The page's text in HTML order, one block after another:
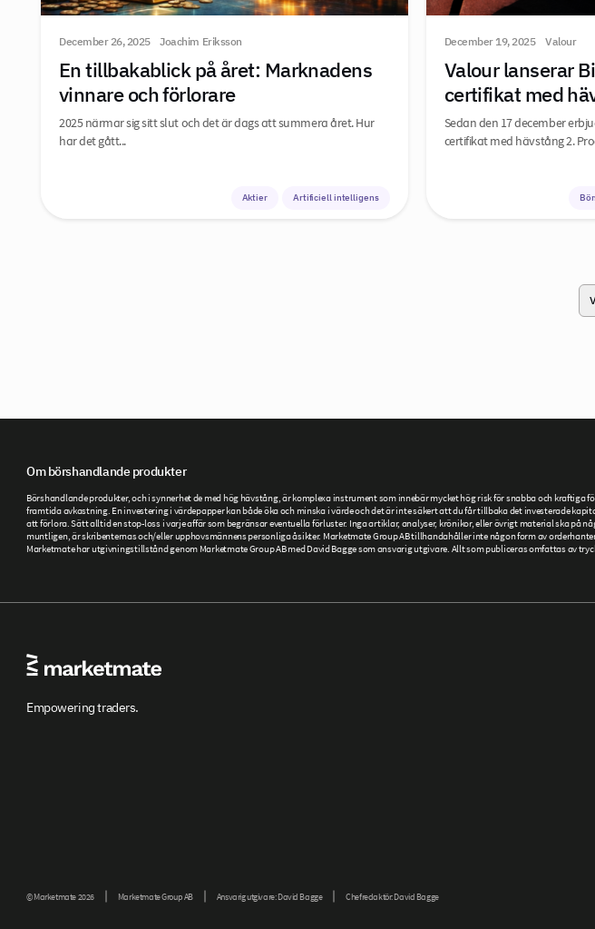
December 26, 2025 Joachim Eriksson
En tillbakablick på året: Marknadens
vinnare och förlorare
2025 närmar sig sitt slut och det är dags att summera året. Hur
har det gått...
Aktier Artificiell intelligens
December 19, 2025 Valour
Valour lanserar
certifikat med
Sedan den 17 december
certifikat med hävstång 2.
Om börshandlande produkter
Börshandlande produkter, och i synnerhet de med hög hävstång, är komplexa instrument som innebär mycket hög risk för snabba och
framtida avkastning. En investering i värdepapper kan både öka och minska i värde och det är inte säkert att du får tillbaka det investerade
att förlora. Sätt alltid en stop-loss i varje affär som begränsar eventuella förluster. Inga artiklar, analyser, krönikor, eller övrigt material ska
muntligen, är skribenternas och/eller upphovsmännens personliga åsikter. Marketmate Group AB tillhandahåller inte någon form av
Marketmate har utgivningstillstånd genom Marketmate Group AB med David Bagge som ansvarig utgivare. Allt som publiceras omfattas av
Empowering traders.
© Marketmate 2026 Marketmate Group AB Ansvarig utgivare: David Bagge Chefredaktör: David Bagge